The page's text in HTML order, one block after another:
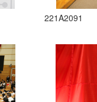
221A2091